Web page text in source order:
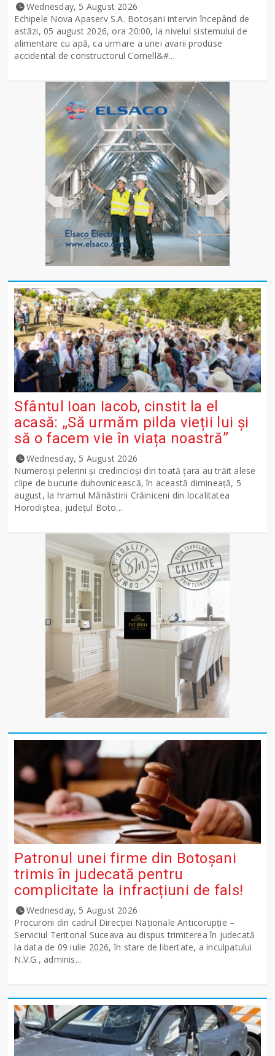
Wednesday, 5 August 2026
Echipele Nova Apaserv S.A. Botoșani intervin începând de
astăzi, 05 august 2026, ora 20:00, la nivelul sistemului de
alimentare cu apă, ca urmare a unei avarii produse
accidental de constructorul Cornell&#...
Sfântul Ioan Iacob, cinstit la el
acasă: „Să urmăm pilda vieții lui și
să o facem vie în viața noastră”
Wednesday, 5 August 2026
Numeroși pelerini și credincioși din toată țara au trăit alese
clipe de bucurie duhovnicească, în această dimineață, 5
august, la hramul Mănăstirii Crăiniceni din localitatea
Horodiștea, județul Boto...
Patronul unei firme din Botoșani
trimis în judecată pentru
complicitate la infracțiuni de fals!
Wednesday, 5 August 2026
Procurorii din cadrul Direcției Naționale Anticorupție –
Serviciul Teritorial Suceava au dispus trimiterea în judecată
la data de 09 iulie 2026, în stare de libertate, a inculpatului
N.V.G., adminis...